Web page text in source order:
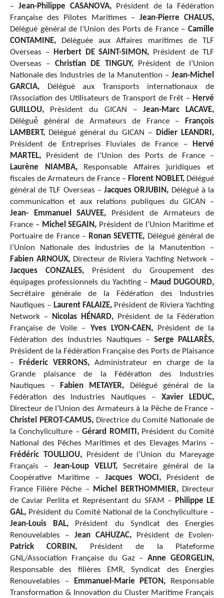
– Jean-Philippe CASANOVA, Président de la Fédération
Française des Pilotes Maritimes –Jean-Pierre CHALUS,
Délégué général de l’Union des Ports de France – Camille
CONTAMINE, Déléguée aux Affaires maritimes de TLF
Overseas – Herbert DE SAINT-SIMON, Président de TLF
Overseas – Christian DE TINGUY, Président de l’Union
Nationale des Industries de la Manutention – Jean-Michel
GARCIA, Délégué aux Transports internationaux de
l’Association des Utilisateurs de Transport de Frêt – Hervé
GUILLOU, Président du GICAN – Jean-Marc LACAVE,
Délégué́ général de Armateurs de France – François
LAMBERT, Délégué général du GICAN – Didier LEANDRI,
Président de Entreprises Fluviales de France – Hervé
MARTEL, Président de l’Union des Ports de France –
Laurène NIAMBA, Responsable Affaires juridiques et
fiscales de Armateurs de France – Florent NOBLET, Délégué
général de TLF Overseas –Jacques ORJUBIN, Délégué à la
communication et aux relations publiques du GICAN –
Jean- Emmanuel SAUVEE, Président de Armateurs de
France – Michel SEGAIN, Président de l’Union Maritime et
Portuaire de France – Ronan SEVETTE, Délégué général de
l’Union Nationale des Industries de la Manutention –
Fabien ARNOUX, Directeur de Riviera Yachting Network –
Jacques CONZALES, Président du Groupement des
équipages professionnels du Yachting – Maud DUGOURD,
Secrétaire générale de la Fédération des Industries
Nautiques – Laurent FALAIZE, Président de Riviera Yachting
Network – Nicolas HÉNARD, Président de la Fédération
Française de Voile – Yves LYON-CAEN, Président de la
Fédération des Industries Nautiques – Serge PALLARÈS,
Président de la Fédération Française des Ports de Plaisance
– Fréderic VERRONS,Administrateur en charge de la
Grande plaisance de la Fédération des Industries
Nautiques – Fabien METAYER, Délégué général de la
Fédération des Industries Nautiques – Xavier LEDUC,
Directeur de l’Union des Armateurs à la Pêche de France –
Christel PEROT-CAMUS, Directrice du Comité Nationale de
la Conchyliculture –Gérard ROMITI, Président du Comité
National des Pêches Maritimes et des Elevages Marins –
Frédéric TOULLIOU, Président de l’Union du Mareyage
Français – Jean-Loup VELUT, Secrétaire général de la
Coopérative Maritime – Jacques WOCI, Président de
France Filière Pêche – Michel BERTHOMMIER, Directeur
de Caviar Perlita et Représentant du SFAM – Philippe LE
GAL, Président du Comité National de la Conchyliculture –
Jean-Louis BAL, Président du Syndicat des Energies
Renouvelables – Jean CAHUZAC, Président de Evolen-
Patrick CORBIN, Président de la Plateforme
GNL/Association Française du Gaz –Anne GEORGELIN,
Responsable des filières EMR, Syndicat des Energies
Renouvelables – Emmanuel-Marie PETON, Responsable
Transformation & Innovation du Cluster Maritime Français